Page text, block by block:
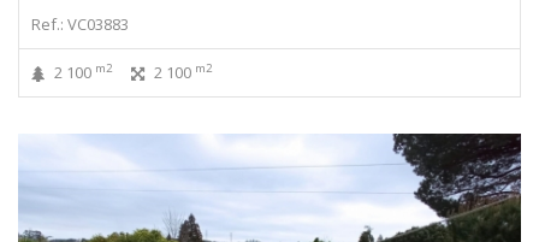
Ref.: VC03883
2 100 m2 2 100 m2